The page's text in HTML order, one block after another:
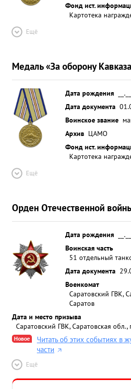
Фонд ист.
Картотека
Ещё
Медаль «За оборону
Дата рождения
Дата документа
Воинское звание
Архив ЦАМО
Фонд ист.
Картотека
Ещё
Орден Отечественной
Дата рождения
Воинская часть
51 отдельный
Дата документа
Военкомат
Саратовский ГВК,
Саратов
Дата и место призыва
Саратовский ГВК, Саратовская обл.,
Новое
Читать об этих событиях в
части
Ещё